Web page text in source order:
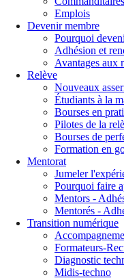
Emplois
Devenir membre
Pourquoi
Adhésion et
Avantages aux
Relève
Nouveaux
Étudiants à la
Bourses en
Pilotes de la
Bourses de
Formation en
Mentorat
Jumeler
Pourquoi faire
Mentors -
Mentorés -
Transition numérique
Formateurs-
Diagnostic
Midis-techno